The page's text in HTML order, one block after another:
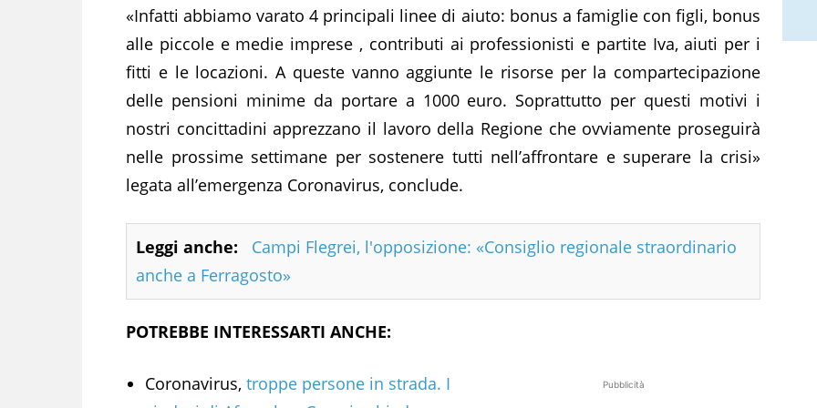
«Infatti abbiamo varato 4 principali linee di aiuto: bonus a famiglie con figli, bonus
alle piccole e medie imprese , contributi ai professionisti e partite Iva, aiuti per i
fitti e le locazioni. A queste vanno aggiunte le risorse per la compartecipazione
delle pensioni minime da portare a 1000 euro. Soprattutto per questi motivi i
nostri concittadini apprezzano il lavoro della Regione che ovviamente proseguirà
nelle prossime settimane per sostenere tutti nell’affrontare e superare la crisi»
legata all’emergenza Coronavirus, conclude.
Leggi anche:
Campi Flegrei, l'opposizione: «Consiglio regionale straordinario
anche a Ferragosto»
POTREBBE INTERESSARTI ANCHE:
Pubblicità
Coronavirus, troppe persone in strada. I